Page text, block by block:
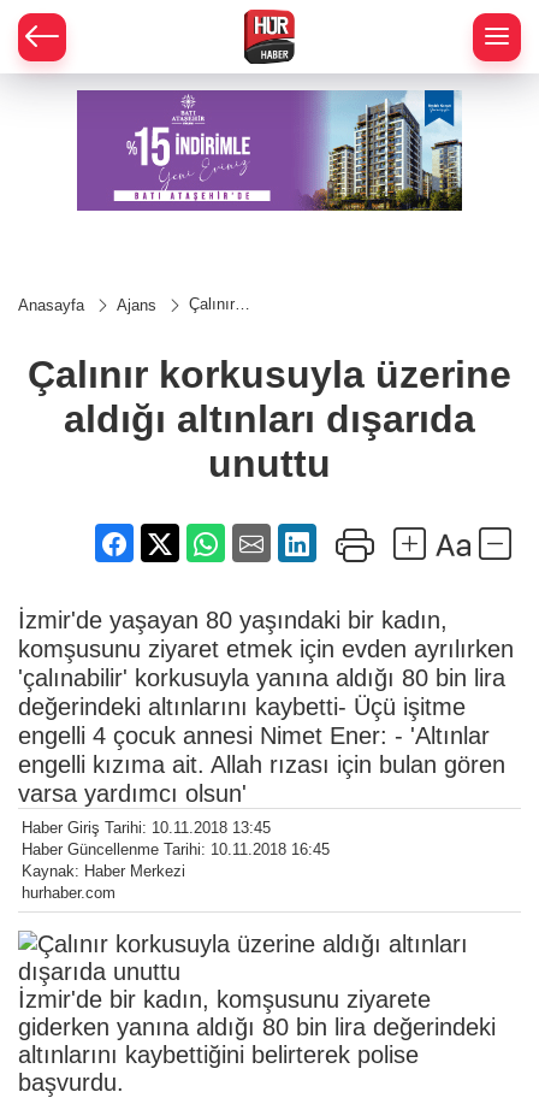
Anasayfa Ajans
Çalınır
aldığı
altınları
unuttu
Çalınır korkusuyla üzerine
aldığı altınları dışarıda
unuttu
İzmir'de yaşayan 80 yaşındaki bir kadın,
komşusunu ziyaret etmek için evden ayrılırken
'çalınabilir' korkusuyla yanına aldığı 80 bin lira
değerindeki altınlarını kaybetti- Üçü işitme
engelli 4 çocuk annesi Nimet Ener: - 'Altınlar
engelli kızıma ait. Allah rızası için bulan gören
varsa yardımcı olsun'
Haber Giriş Tarihi: 10.11.2018 13:45
Haber Güncellenme Tarihi: 10.11.2018 16:45
Kaynak: Haber Merkezi
hurhaber.com
İzmir'de bir kadın, komşusunu ziyarete
giderken yanına aldığı 80 bin lira değerindeki
altınlarını kaybettiğini belirterek polise
başvurdu.